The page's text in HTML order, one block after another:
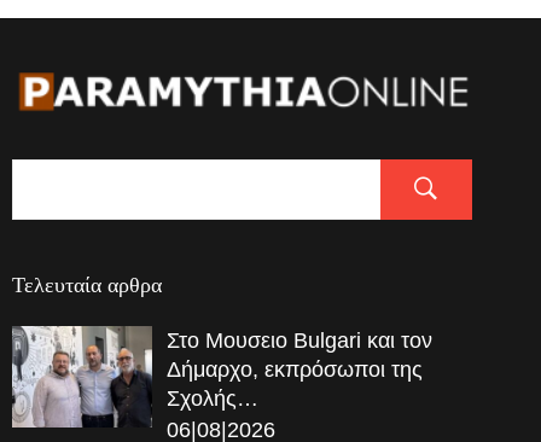
Τελευταία αρθρα
Στο Μουσειο Bulgari και τον
Δήμαρχο, εκπρόσωποι της
Σχολής…
06|08|2026